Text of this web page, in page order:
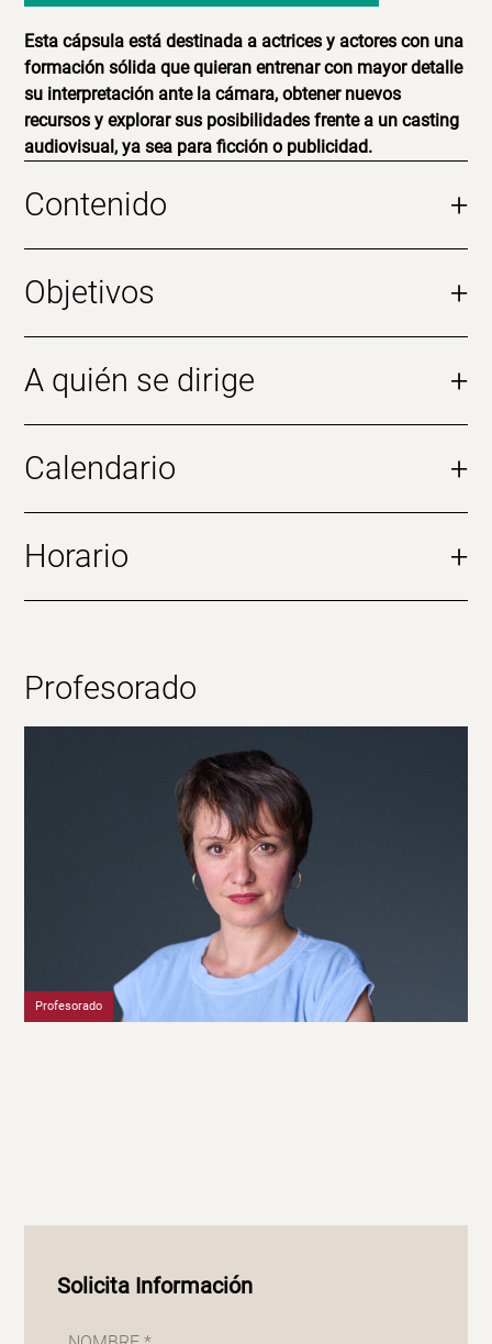
Esta cápsula está destinada a actrices y actores con una
formación sólida que quieran entrenar con mayor detalle
su interpretación ante la cámara, obtener nuevos
recursos y explorar sus posibilidades frente a un casting
audiovisual, ya sea para ficción o publicidad.
Contenido +
Objetivos +
A quién se dirige +
Calendario +
Horario +
Profesorado
Profesorado
Solicita Información